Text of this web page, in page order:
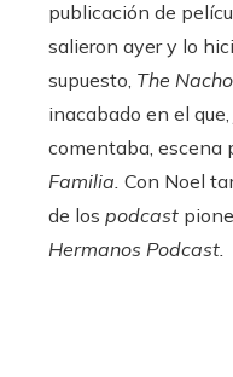
publicación de
salieron ayer y lo
supuesto, The
inacabado en el
comentaba, escena
Familia. Con Noel
de los podcast
Hermanos Podcast.